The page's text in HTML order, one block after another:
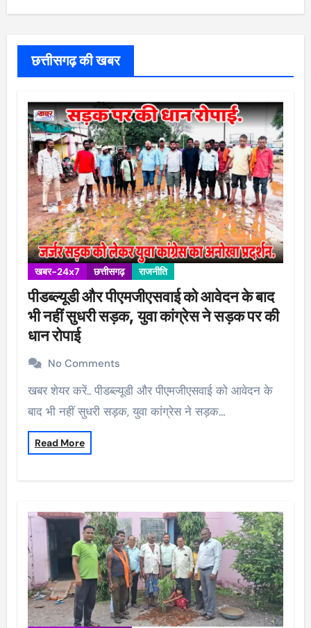
छत्तीसगढ़ की खबर
खबर-24x7 छत्तीसगढ़ राजनीति
पीडब्ल्यूडी और पीएमजीएसवाई को आवेदन के बाद
भी नहीं सुधरी सड़क, युवा कांग्रेस ने सड़क पर की
धान रोपाई
No Comments
खबर शेयर करें.. पीडब्ल्यूडी और पीएमजीएसवाई को आवेदन के
बाद भी नहीं सुधरी सड़क, युवा कांग्रेस ने सड़क…
Read More